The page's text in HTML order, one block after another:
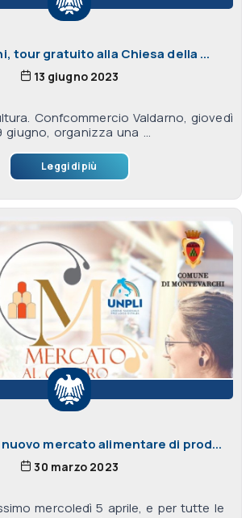
tour gratuito alla Chiesa della ...
13 giugno 2023
Confcommercio Valdarno, giovedì
giugno, organizza una ...
Leggi di più
mercato alimentare di prod...
30 marzo 2023
mercoledì 5 aprile, e per tutte le